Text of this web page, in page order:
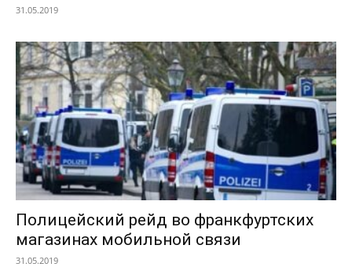
31.05.2019
Полицейский рейд во франкфуртских
магазинах мобильной связи
31.05.2019